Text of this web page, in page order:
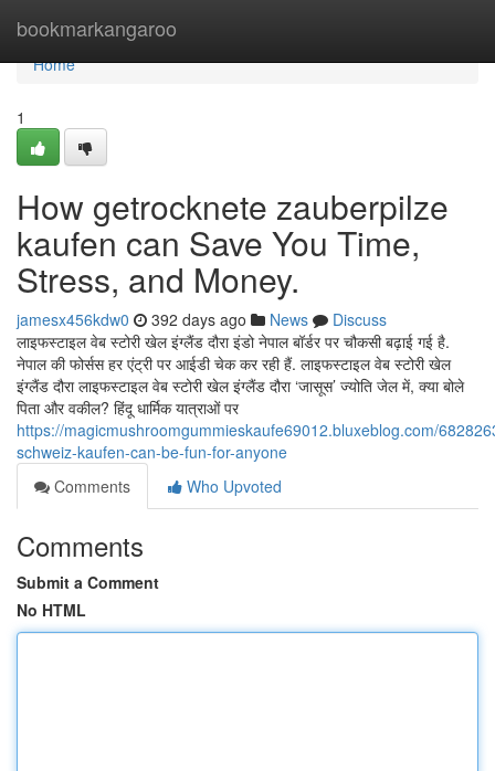
bookmarkangaroo
Home
Home
1
How getrocknete zauberpilze
kaufen can Save You Time,
Stress, and Money.
jamesx456kdw0 392 days ago News
Discuss
लाइफस्टाइल वेब स्टोरी खेल इंग्लैंड दौरा इंडो नेपाल बॉर्डर पर चौकसी बढ़ाई गई है.
नेपाल की फोर्सस हर एंट्री पर आईडी चेक कर रही हैं. लाइफस्टाइल वेब स्टोरी खेल
इंग्लैंड दौरा लाइफस्टाइल वेब स्टोरी खेल इंग्लैंड दौरा ‘जासूस’ ज्योति जेल में, क्या बोले
पिता और वकील? हिंदू धार्मिक यात्राओं पर
https://magicmushroomgummieskaufe69012.bluxeblog.com/
schweiz-kaufen-can-be-fun-for-anyone
Comments
Who Upvoted
Comments
Submit a Comment
No HTML